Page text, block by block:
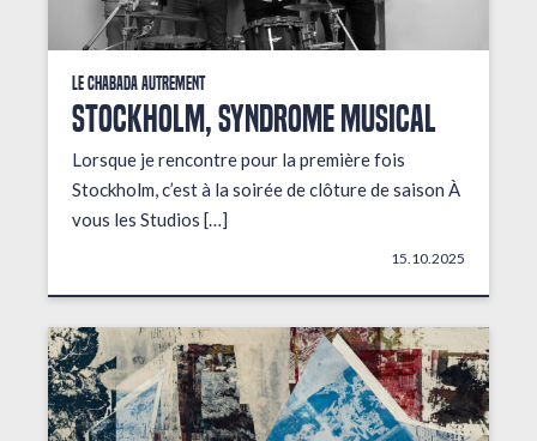
Le Chabada autrement
STOCKHOLM, Syndrome musical
Lorsque je rencontre pour la première fois
Stockholm, c’est à la soirée de clôture de saison À
vous les Studios […]
15.10.2025